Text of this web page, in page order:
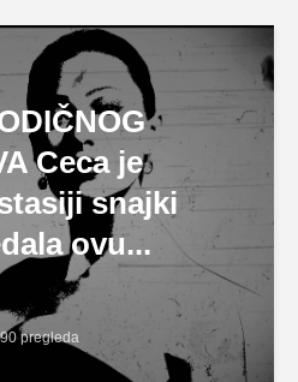
Ceca je
snajki
ovu...
pregleda